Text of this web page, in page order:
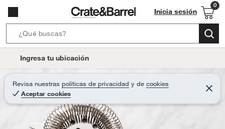
Inicia sesión
e
r
c
a
t
Ingresa tu ubicación
Revisa nuestras políticas de privacidad y de cookies
Aceptar cookies
C
e
r